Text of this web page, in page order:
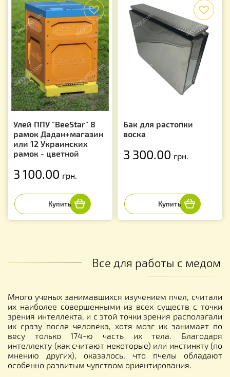
Улей ППУ "BeeStar" 8
рамок Дадан+магазин
или 12 Украинских
рамок - цветной
3 100.00 грн.
Бак для растопки
воска
3 300.00 грн.
Все для работы с медом
Много ученых занимавшихся изучением пчел, считали
их наиболее совершенными из всех существ с точки
зрения интеллекта, и с этой точки зрения располагали
их сразу после человека, хотя мозг их занимает по
весу только 174-ю часть их тела. Благодаря
интеллекту (как считают некоторые) или инстинкту (по
мнению других), оказалось, что пчелы обладают
особенно развитым чувством ориентирования.